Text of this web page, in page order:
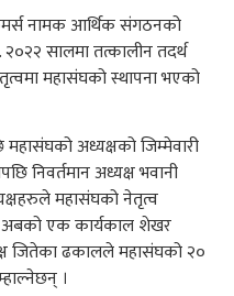
नामक आर्थिक संगठनको
सालमा तत्कालीन तदर्थ
महासंघको स्थापना भएको
अध्यक्षको जिम्मेवारी
निवर्तमान अध्यक्ष भवानी
महासंघको नेतृत्व
एक कार्यकाल शेखर
जितेका ढकालले महासंघको २०
।